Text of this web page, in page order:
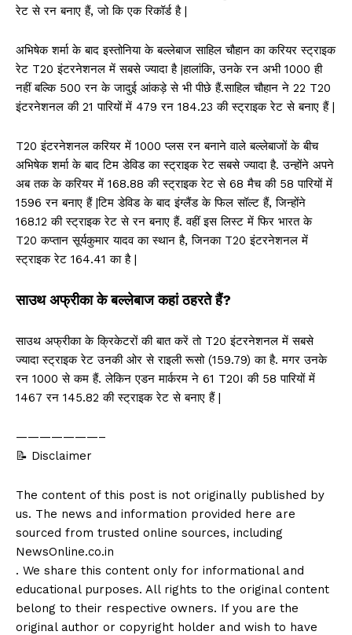
रेट से रन बनाए हैं, जो कि एक रिकॉर्ड है |
अभिषेक शर्मा के बाद इस्तोनिया के बल्लेबाज साहिल चौहान का करियर स्ट्राइक
रेट T20 इंटरनेशनल में सबसे ज्यादा है |हालांकि, उनके रन अभी 1000 ही
नहीं बल्कि 500 रन के जादुई आंकड़े से भी पीछे हैं.साहिल चौहान ने 22 T20
इंटरनेशनल की 21 पारियों में 479 रन 184.23 की स्ट्राइक रेट से बनाए हैं |
T20 इंटरनेशनल करियर में 1000 प्लस रन बनाने वाले बल्लेबाजों के बीच
अभिषेक शर्मा के बाद टिम डेविड का स्ट्राइक रेट सबसे ज्यादा है. उन्होंने अपने
अब तक के करियर में 168.88 की स्ट्राइक रेट से 68 मैच की 58 पारियों में
1596 रन बनाए हैं |टिम डेविड के बाद इंग्लैंड के फिल सॉल्ट हैं, जिन्होंने
168.12 की स्ट्राइक रेट से रन बनाए हैं. वहीं इस लिस्ट में फिर भारत के
T20 कप्तान सूर्यकुमार यादव का स्थान है, जिनका T20 इंटरनेशनल में
स्ट्राइक रेट 164.41 का है |
साउथ अफ्रीका के बल्लेबाज कहां ठहरते हैं?
साउथ अफ्रीका के क्रिकेटरों की बात करें तो T20 इंटरनेशनल में सबसे
ज्यादा स्ट्राइक रेट उनकी ओर से राइली रूसो (159.79) का है. मगर उनके
रन 1000 से कम हैं. लेकिन एडन मार्करम ने 61 T20I की 58 पारियों में
1467 रन 145.82 की स्ट्राइक रेट से बनाए हैं |
———————–
📝 Disclaimer
The content of this post is not originally published by
us. The news and information provided here are
sourced from trusted online sources, including
NewsOnline.co.in
. We share this content only for informational and
educational purposes. All rights to the original content
belong to their respective owners. If you are the
original author or copyright holder and wish to have